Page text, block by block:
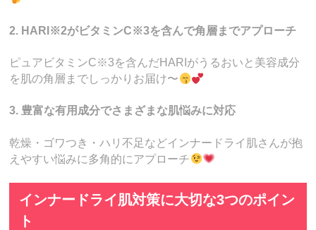
2. HARI※2がビタミンC※3を含んで角層までアプローチ
ピュアビタミンC※3を含んだHARIがうるおいと美容成分
を肌の角層までしっかりお届け〜
3. 豊富な有用成分でさまざまな肌悩みに対応
乾燥・ゴワつき・ハリ不足などインナードライ肌さんが抱
えやすい悩みに多角的にアプローチ
インナードライ肌対策に大切な3つのポイン
ト